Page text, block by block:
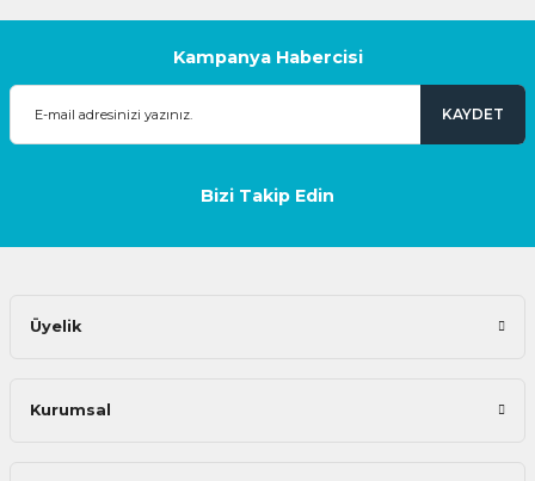
Kampanya Habercisi
KAYDET
Bizi Takip Edin
Üyelik
Kurumsal